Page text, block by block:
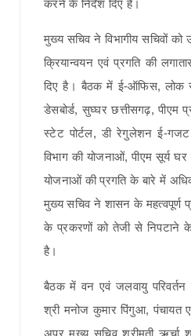
करने के निर्देश दिए है।
मुख्य सचिव ने विभागीय सचिवों
क्रियान्वयन एवं प्रगति की
दिए है। बैठक में ई-ऑफिस, लोक
डेसबोर्ड, सुघ्घर छत्तीसगढ़, पीएम
स्टेट पोर्टल, डी रेगुलेशन ई-
विभाग की योजनाओं, पीएम सूर्य
योजनाओं की प्रगति के बारे में
मुख्य सचिव ने शासन के महत्वपूर्ण
के प्रकरणों को तेजी से निपटाने के
है।
बैठक में वन एवं जलवायु
श्री मनोज कुमार पिंगुआ, पंचायत
अपर मुख्य सचिव श्रीमती ऋर्चा